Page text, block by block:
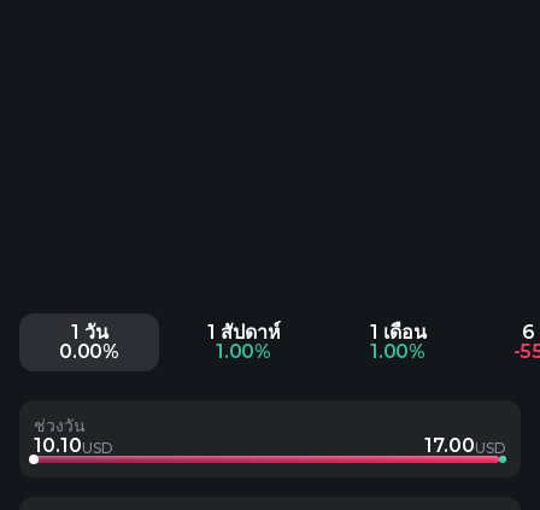
1 วัน
0.00%
1 สัปดาห์
1.00%
1 เดือน
1.00%
6
-
ช่วงวัน
10.10USD 17.00USD